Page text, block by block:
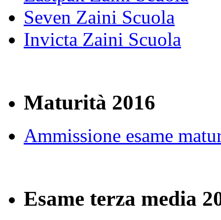
Seven Zaini Scuola
Invicta Zaini Scuola
Maturità 2016
Ammissione esame
Esame terza media